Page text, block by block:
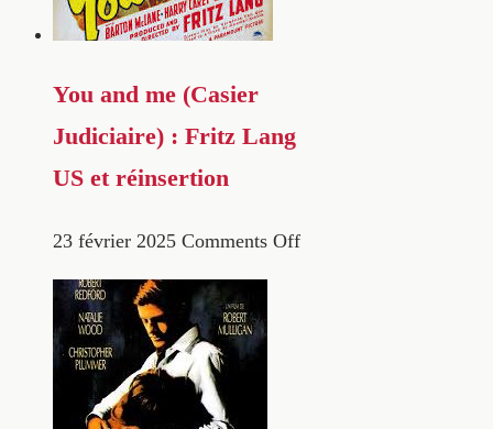
You and me (Casier
Judiciaire) : Fritz Lang
US et réinsertion
23 février 2025 Comments Off